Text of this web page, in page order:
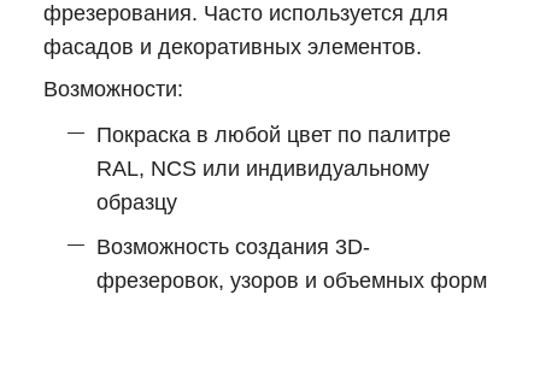
фрезерования. Часто используется для
фасадов и декоративных элементов.
Возможности:
Покраска в любой цвет по палитре
RAL, NCS или индивидуальному
образцу
Возможность создания 3D-
фрезеровок, узоров и объемных форм